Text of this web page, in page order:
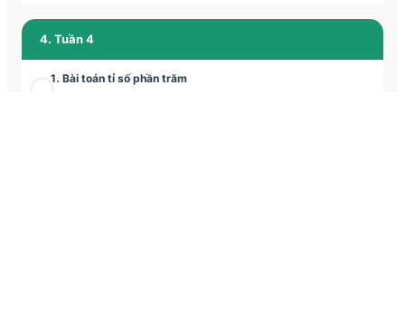
4. Tuần 4
1. Bài toán tỉ số phần trăm